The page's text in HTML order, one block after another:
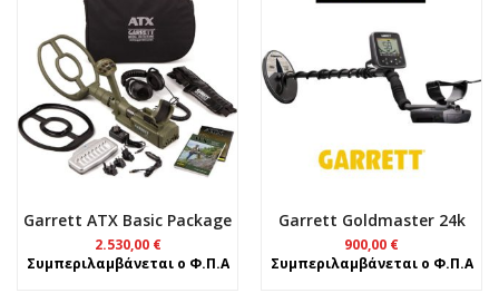
Garrett ATX Basic Package
2.530,00 €
Συμπεριλαμβάνεται ο Φ.Π.Α
Garrett Goldmaster 24k
900,00 €
Συμπεριλαμβάνεται ο Φ.Π.Α